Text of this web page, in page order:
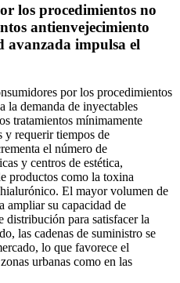
los procedimientos no
antienvejecimiento
avanzada impulsa el
por los procedimientos
la demanda de inyectables
tratamientos mínimamente
y requerir tiempos de
el número de
y centros de estética,
productos como la toxina
El mayor volumen de
ampliar su capacidad de
distribución para satisfacer la
las cadenas de suministro se
lo que favorece el
urbanas como en las